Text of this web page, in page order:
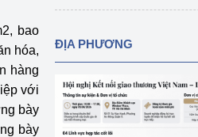
Phi
Mỹ
bao
hóa,
hàng
với
bày
bày
ĐỊA PHƯƠNG